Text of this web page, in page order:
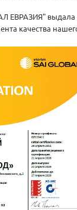
выдала
качества